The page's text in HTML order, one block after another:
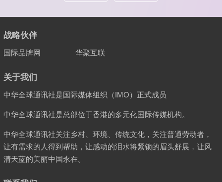
战略伙伴
国际品牌网 华聚互联
关于我们
中华全球通讯社是国际媒体组织（IMO）正式成员
中华全球通讯社是总部位于香港的多元化国际传媒机构。
中华全球通讯社关注乡村、环境、传统文化，关注普通劳动者，
让有需求的人得到帮助，让感动的泪水将紧锁的眉头舒展，让风
清天蓝的美丽中国永在。